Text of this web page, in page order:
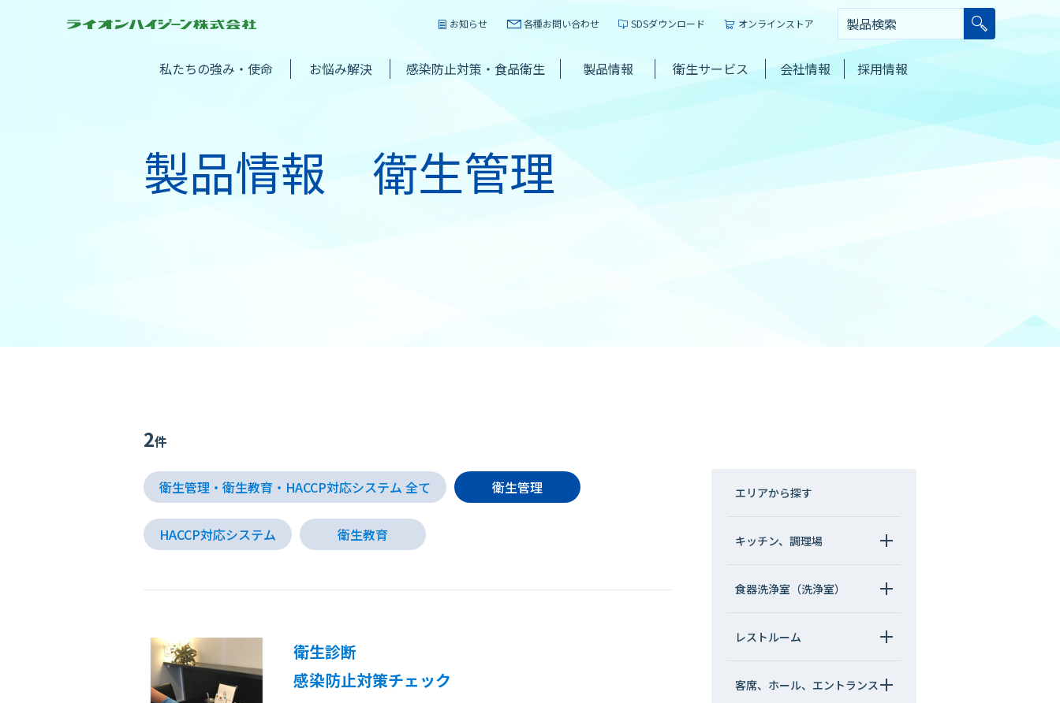
お知らせ 各種お問い合わせ SDSダウンロード オンラインストア
私たちの強み・使命 お悩み解決 感染防止対策・食品衛生 製品情報 衛生サービス 会社情報 採用情報
製品情報 衛生管理
2件
衛生管理・衛生教育・HACCP対応システム 全て 衛生管理
HACCP対応システム 衛生教育
衛生診断
感染防止対策チェック
エリアから探す
キッチン、調理場
食器洗浄室（洗浄室）
レストルーム
客席、ホール、エントランス